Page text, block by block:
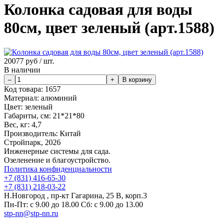
Колонка садовая для воды
80см, цвет зеленый (арт.1588)
20077 руб / шт.
В наличии
Код товара: 1657
Материал: алюминий
Цвет: зеленый
Габариты, см: 21*21*80
Вес, кг: 4,7
Производитель: Китай
Стройпарк, 2026
Инженерные системы для сада.
Озеленение и благоустройство.
Политика конфиденциальности
+7 (831) 416-65-30
+7 (831) 218-03-22
Н.Новгород , пр-кт Гагарина, 25 В, корп.3
Пн-Пт: с 9.00 до 18.00 Сб: с 9.00 до 13.00
stp-nn@stp-nn.ru